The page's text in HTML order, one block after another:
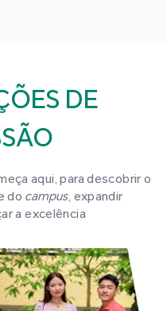
DE
aqui, para descobrir o
do campus, expandir
a excelência